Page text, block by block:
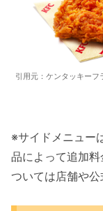
引用元：ケンタッキーフ
※サイドメニュー
品によって追加
ついては店舗や公